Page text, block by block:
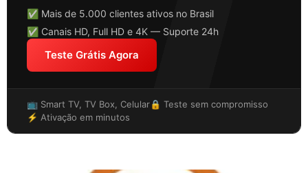
✅ Mais de 5.000 clientes ativos no Brasil
✅ Canais HD, Full HD e 4K — Suporte 24h
Teste Grátis Agora
📺 Smart TV, TV Box, Celular🔒 Teste sem compromisso
⚡ Ativação em minutos